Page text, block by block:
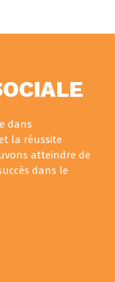
dans
la réussite
atteindre de
dans le